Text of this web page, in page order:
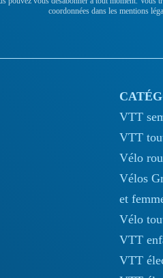
coordonnées dans les mentions
VTT
VTT
Vélo
Vélos
et
Vélo
VTT
VTT